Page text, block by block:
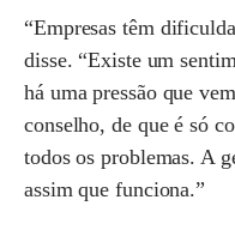
“Empresas têm
disse. “Existe um
há uma pressão que
conselho, de que é só
todos os problemas. A
assim que funciona.”